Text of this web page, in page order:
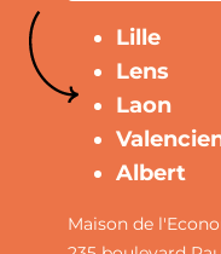
Lille
Lens
Laon
Albert
Maison de